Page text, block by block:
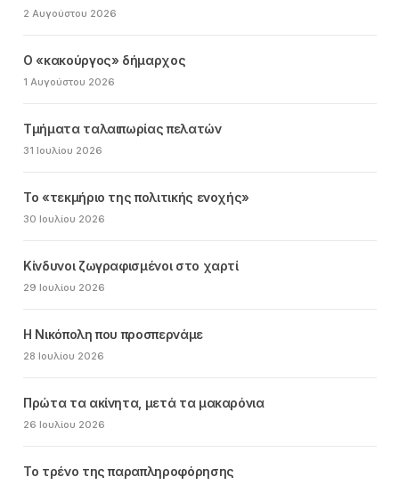
2 Αυγούστου 2026
Ο «κακούργος» δήμαρχος
1 Αυγούστου 2026
Τμήματα ταλαιπωρίας πελατών
31 Ιουλίου 2026
Το «τεκμήριο της πολιτικής ενοχής»
30 Ιουλίου 2026
Κίνδυνοι ζωγραφισμένοι στο χαρτί
29 Ιουλίου 2026
Η Νικόπολη που προσπερνάμε
28 Ιουλίου 2026
Πρώτα τα ακίνητα, μετά τα μακαρόνια
26 Ιουλίου 2026
Το τρένο της παραπληροφόρησης